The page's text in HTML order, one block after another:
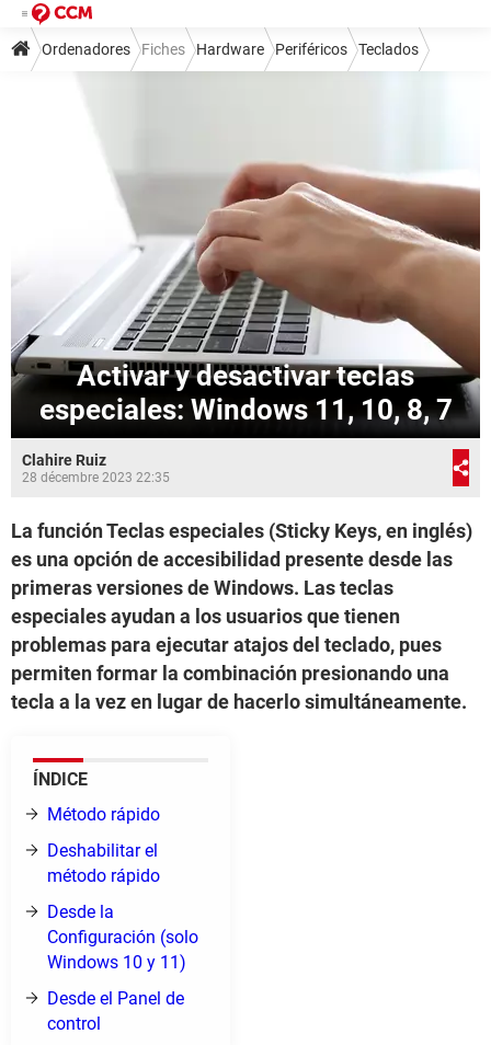
Ordenadores Fiches Hardware Periféricos Teclados
Activar y desactivar teclas
especiales: Windows 11, 10, 8, 7
Clahire Ruiz
28 décembre 2023 22:35
La función Teclas especiales (Sticky Keys, en inglés)
es una opción de accesibilidad presente desde las
primeras versiones de Windows. Las teclas
especiales ayudan a los usuarios que tienen
problemas para ejecutar atajos del teclado, pues
permiten formar la combinación presionando una
tecla a la vez en lugar de hacerlo simultáneamente.
ÍNDICE
Método rápido
Deshabilitar el
método rápido
Desde la
Configuración (solo
Windows 10 y 11)
Desde el Panel de
control